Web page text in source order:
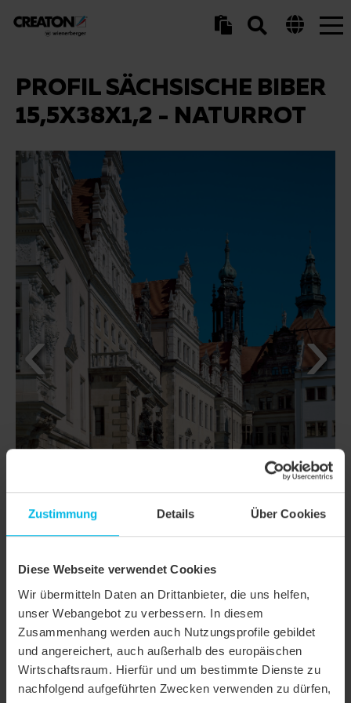
Zustimmung Details Über Cookies
Diese Webseite verwendet Cookies
Wir übermitteln Daten an Drittanbieter, die uns helfen,
unser Webangebot zu verbessern. In diesem
Zusammenhang werden auch Nutzungsprofile gebildet
und angereichert, auch außerhalb des europäischen
Wirtschaftsraum. Hierfür und um bestimmte Dienste zu
nachfolgend aufgeführten Zwecken verwenden zu dürfen,
PROFIL SÄCHSISCHE BIBER
15,5X38X1,2 - NATURROT
DETAILS
MODELL PROFIL SÄCHSISCHE BIBER 15,5X38X1,2
Produktfamilie Biberschwanzziegel PROFIL
Produktgruppe Dachziegel